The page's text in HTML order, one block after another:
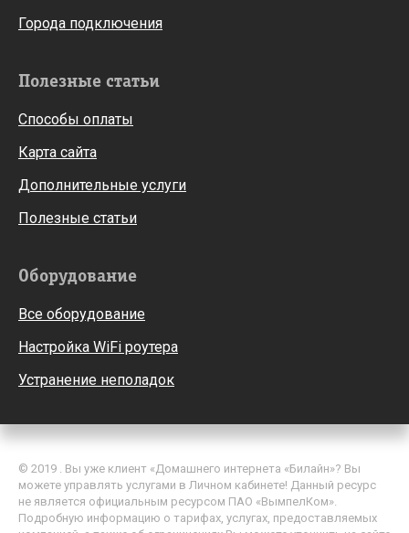
Города подключения
Полезные статьи
Способы оплаты
Карта сайта
Дополнительные услуги
Полезные статьи
Оборудование
Все оборудование
Настройка WiFi роутера
Устранение неполадок
© 2019 . Вы уже клиент «Домашнего интернета «Билайн»? Вы
можете управлять услугами в Личном кабинете! Данный ресурс
не является официальным ресурсом ПАО «ВымпелКом».
Подробную информацию о тарифах, услугах, предоставляемых